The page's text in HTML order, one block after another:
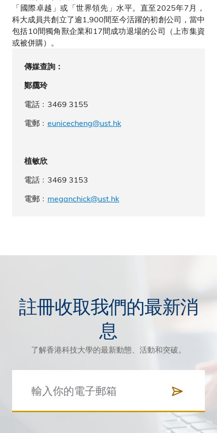
「國際卓越」或「世界領先」水平。直至2025年7月，
科大成員共創立了逾1,900間至今活躍的初創公司，當中
包括10間獨角獸企業和17間成功退場的公司（上市集資
或被併購）。
傳媒查詢：
鄭靄玲
電話﹕3469 3155
電郵﹕ eunicecheng@ust.hk
植敏欣
電話﹕3469 3153
電郵﹕ meganchick@ust.hk
註冊收取我們的最新消
息
了解香港科技大學的最新動態、活動和突破。